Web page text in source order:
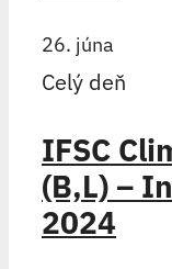
26. júna
Celý deň
IFSC
(B,L) –
2024